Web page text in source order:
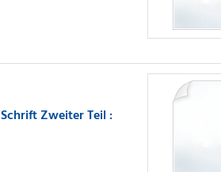
Zweiter Teil :